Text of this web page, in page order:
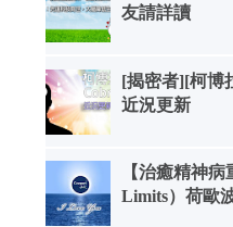
友請詳讀
[揭密者][柯博
近況更新
【治癒精神
Limits）荷歐